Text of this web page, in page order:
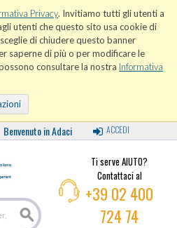
Privacy. Invitiamo tutti gli utenti a
utenti che questo sito usa cookie di
di chiudere questo banner
saperne di più o per modificare le
consultare la nostra Informativa
Benvenuto in Adaci ACCEDI
Ti serve AIUTO?
Contattaci al
+39 02 400
724 74